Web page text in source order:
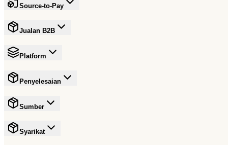
Source-to-Pay
Jualan B2B
Platform
Penyelesaian
Sumber
Syarikat